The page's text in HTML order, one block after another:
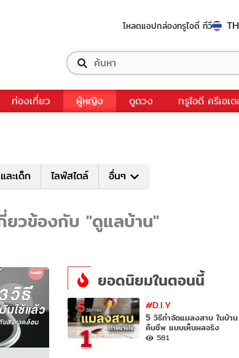
โหลดแอปกล่องทรูไอดี ทีวี TH
ท่องเที่ยว ผู้หญิง ดูดวง ทรูไอดี ครีเอเ
ละเด็ก ไลฟ์สไตล์ อื่นๆ
วข้องกับ "ดูแลบ้าน"
ยอดนิยมในตอนนี้
1
#D.I.Y
5 วิธีกำจัดแมลงสาบ ในบ้า
คืนชีพ แบบเห็นผลจริง
581